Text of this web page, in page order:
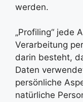
werden.
„Profiling“ jede
Verarbeitung
darin besteht,
Daten
persönliche
natürliche